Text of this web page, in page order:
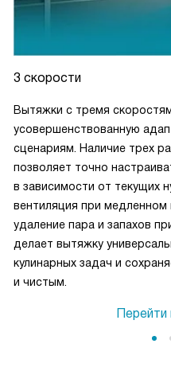
3 скорости
Вытяжки с тремя
усовершенствованную
сценариям. Наличие трех
позволяет точно
в зависимости от текущих
вентиляция при
удаление пара и запахов
делает вытяжку
кулинарных задач и
и чистым.
Перейти